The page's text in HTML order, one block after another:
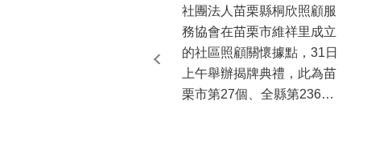
社團法人苗栗縣桐欣照顧服
務協會在苗栗市維祥里成立
的社區照顧關懷據點，31日
上午舉辦揭牌典禮，此為苗
栗市第27個、全縣第236處